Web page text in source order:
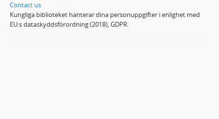
Contact us
Kungliga biblioteket hanterar dina personuppgifter i enlighet med
EU:s dataskyddsförordning (2018), GDPR.